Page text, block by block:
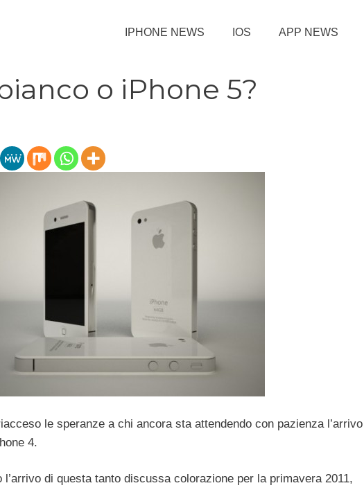
IPHONE NEWS IOS APP NEWS
o iPhone 5?
le speranze a chi ancora sta attendendo con pazienza l’arrivo
4.
di questa tanto discussa colorazione per la primavera 2011,